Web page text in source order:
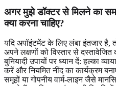
अगर मुझे डॉक्टर से मिलने का
क्या करना चाहिए?
यदि अपॉइंटमेंट के लिए लंबा इंतजार है,
अपने लक्षणों को विस्तार से
बुनियादी उपायों पर ध्यान दें: हल्का
करें और नियमित नींद का कार्यक्रम
समूहों या गोपनीय वार्म-लाइन जैसे